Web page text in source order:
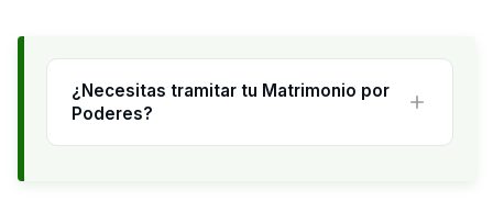
¿Necesitas tramitar tu Matrimonio por
Poderes?